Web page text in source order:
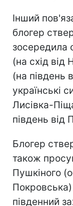
Інший
блогер
зосередила
(на схід від
(на південь
українські
Лисівка-
південь від
Блогер
також
Пушкіного
південний